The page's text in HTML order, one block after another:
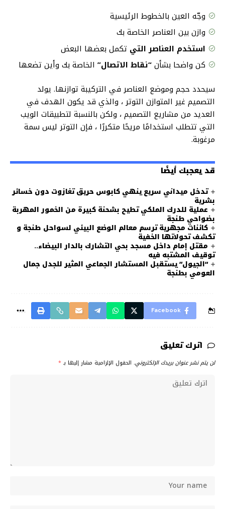
وجّه العين بالخطوط الرئيسية
وازن بين العناصر الخاصة بك
استخدم العناصر التي تكمل بعضها البعض
كن واضحا بشأن“نقاط الاتصال” الخاصة بك وأين تضعها
سيحدد حجم وموضع العناصر في التركيبة توازنها. يولد
التصميم غير المتوازن التوتر ، والذي قد يكون الهدف في
العديد من مشاريع التصميم ، ولكن بالنسبة لتطبيقات الويب
التي تتطلب استخدامًا مريحًا متكررًا ، فإن التوتر ليس سمة
مرغوبة.
قد يعجبك أيضًا
تدخل ميداني سريع ينهي كابوس حريق تغازوت دون خسائر
بشرية
عملية للدرك الملكي تطيح بشحنة كبيرة من الخمور المهربة
بضواحي طنجة
كائنات مجهرية ترسم معالم الوضع البيئي لسواحل طنجة و
تكشف تحولاتها الخفية
مقتل إمام داخل مسجد بحي التشارك بالدار البيضاء..
توقيف المشتبه فيه
“الجيول” يستقبل المستشار الجماعي المثير للجدل جمال
العومي بطنجة
Facebook
اترك تعليق
لن يتم نشر عنوان بريدك الإلكتروني. الحقول الإلزامية مشار إليها بـ *